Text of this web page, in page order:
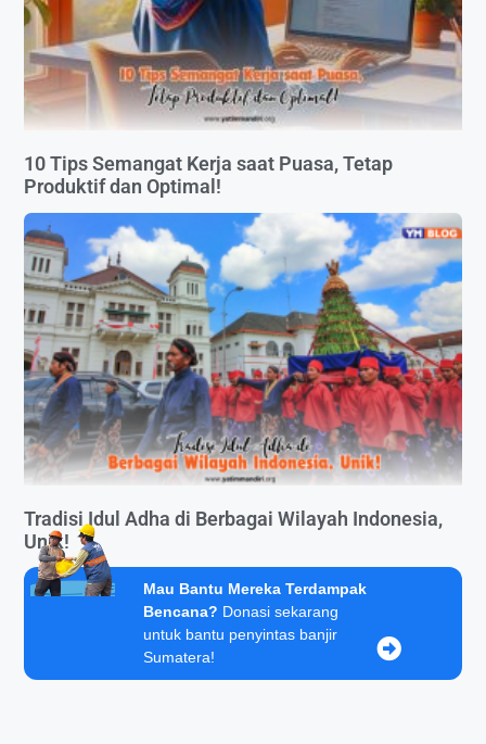
10 Tips Semangat Kerja saat Puasa, Tetap
Produktif dan Optimal!
Tradisi Idul Adha di Berbagai Wilayah Indonesia,
Unik!
Mau Bantu Mereka Terdampak
Bencana? Donasi sekarang
untuk bantu penyintas banjir
Sumatera!